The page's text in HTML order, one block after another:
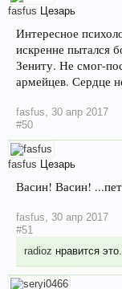
fasfus Цезарь
Интересное
искренне пытался
Зениту. Не смог-
армейцев. Сердце
fasfus
30 апр 2017
#50
fasfus Цезарь
Васин! Васин!
fasfus
30 апр 2017
#51
radioz нравится это.